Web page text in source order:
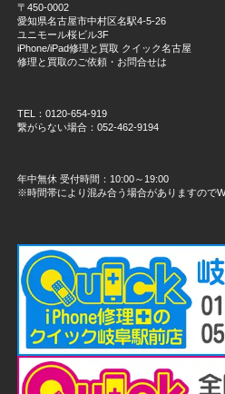
〒450-0002
愛知県名古屋市中村区名駅4-5-26
ユニモール桜ビル3F
iPhone/iPad修理と買取 クイック名古屋
修理と買取のご依頼・お問合せは
TEL：0120-654-919
繋がらない場合：052-462-9194
年中無休 受付時間：10:00～19:00
※時間帯により混み合う場合がありますので